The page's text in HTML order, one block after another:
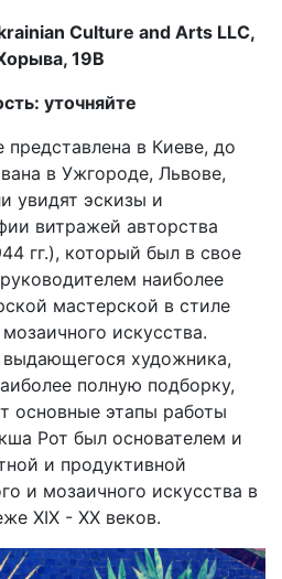
Culture and Arts LLC,
19В
уточняйте
​​в Киеве, до
в Ужгороде, Львове,
увидят эскизы и
витражей авторства
гг.), который был в свое
наиболее
мастерской в ​​стиле
искусства.
художника,
полную подборку,
основные этапы работы
Рот был основателем и
и продуктивной
и мозаичного искусства в
ХIХ - ХХ веков.